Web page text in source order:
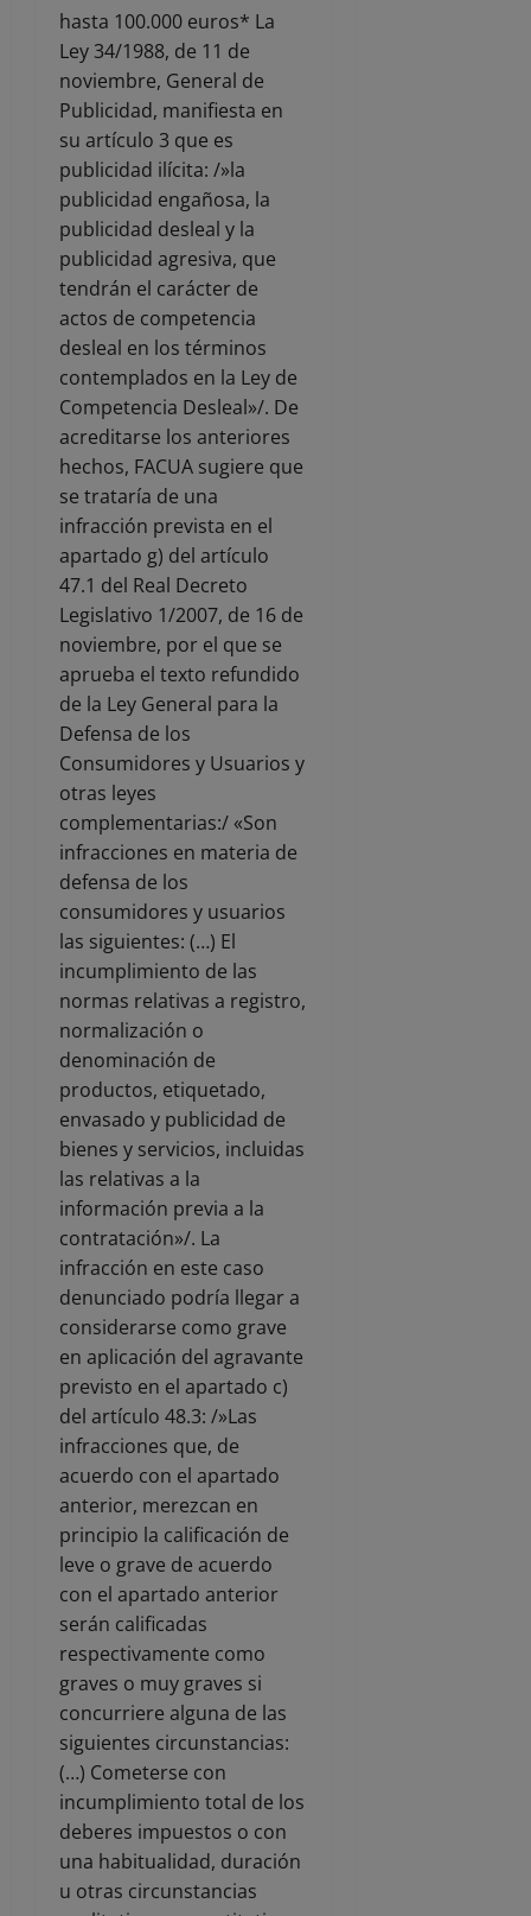
hasta 100.000 euros* La
Ley 34/1988, de 11 de
noviembre, General de
Publicidad, manifiesta en
su artículo 3 que es
publicidad ilícita: /»la
publicidad engañosa, la
publicidad desleal y la
publicidad agresiva, que
tendrán el carácter de
actos de competencia
desleal en los términos
contemplados en la Ley de
Competencia Desleal»/. De
acreditarse los anteriores
hechos, FACUA sugiere que
se trataría de una
infracción prevista en el
apartado g) del artículo
47.1 del Real Decreto
Legislativo 1/2007, de 16 de
noviembre, por el que se
aprueba el texto refundido
de la Ley General para la
Defensa de los
Consumidores y Usuarios y
otras leyes
complementarias:/ «Son
infracciones en materia de
defensa de los
consumidores y usuarios
las siguientes: (…) El
incumplimiento de las
normas relativas a registro,
normalización o
denominación de
productos, etiquetado,
envasado y publicidad de
bienes y servicios, incluidas
las relativas a la
información previa a la
contratación»/. La
infracción en este caso
denunciado podría llegar a
considerarse como grave
en aplicación del agravante
previsto en el apartado c)
del artículo 48.3: /»Las
infracciones que, de
acuerdo con el apartado
anterior, merezcan en
principio la calificación de
leve o grave de acuerdo
con el apartado anterior
serán calificadas
respectivamente como
graves o muy graves si
concurriere alguna de las
siguientes circunstancias:
(…) Cometerse con
incumplimiento total de los
deberes impuestos o con
una habitualidad, duración
u otras circunstancias